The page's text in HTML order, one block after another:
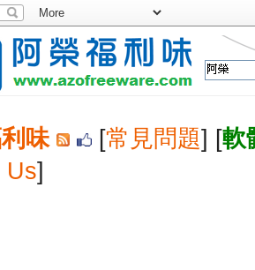
味 [常見問題] [軟
Us]